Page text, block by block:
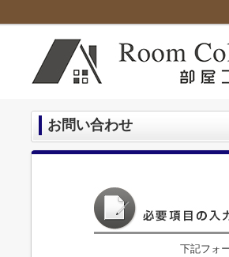
お問い合わせ
下記フォ